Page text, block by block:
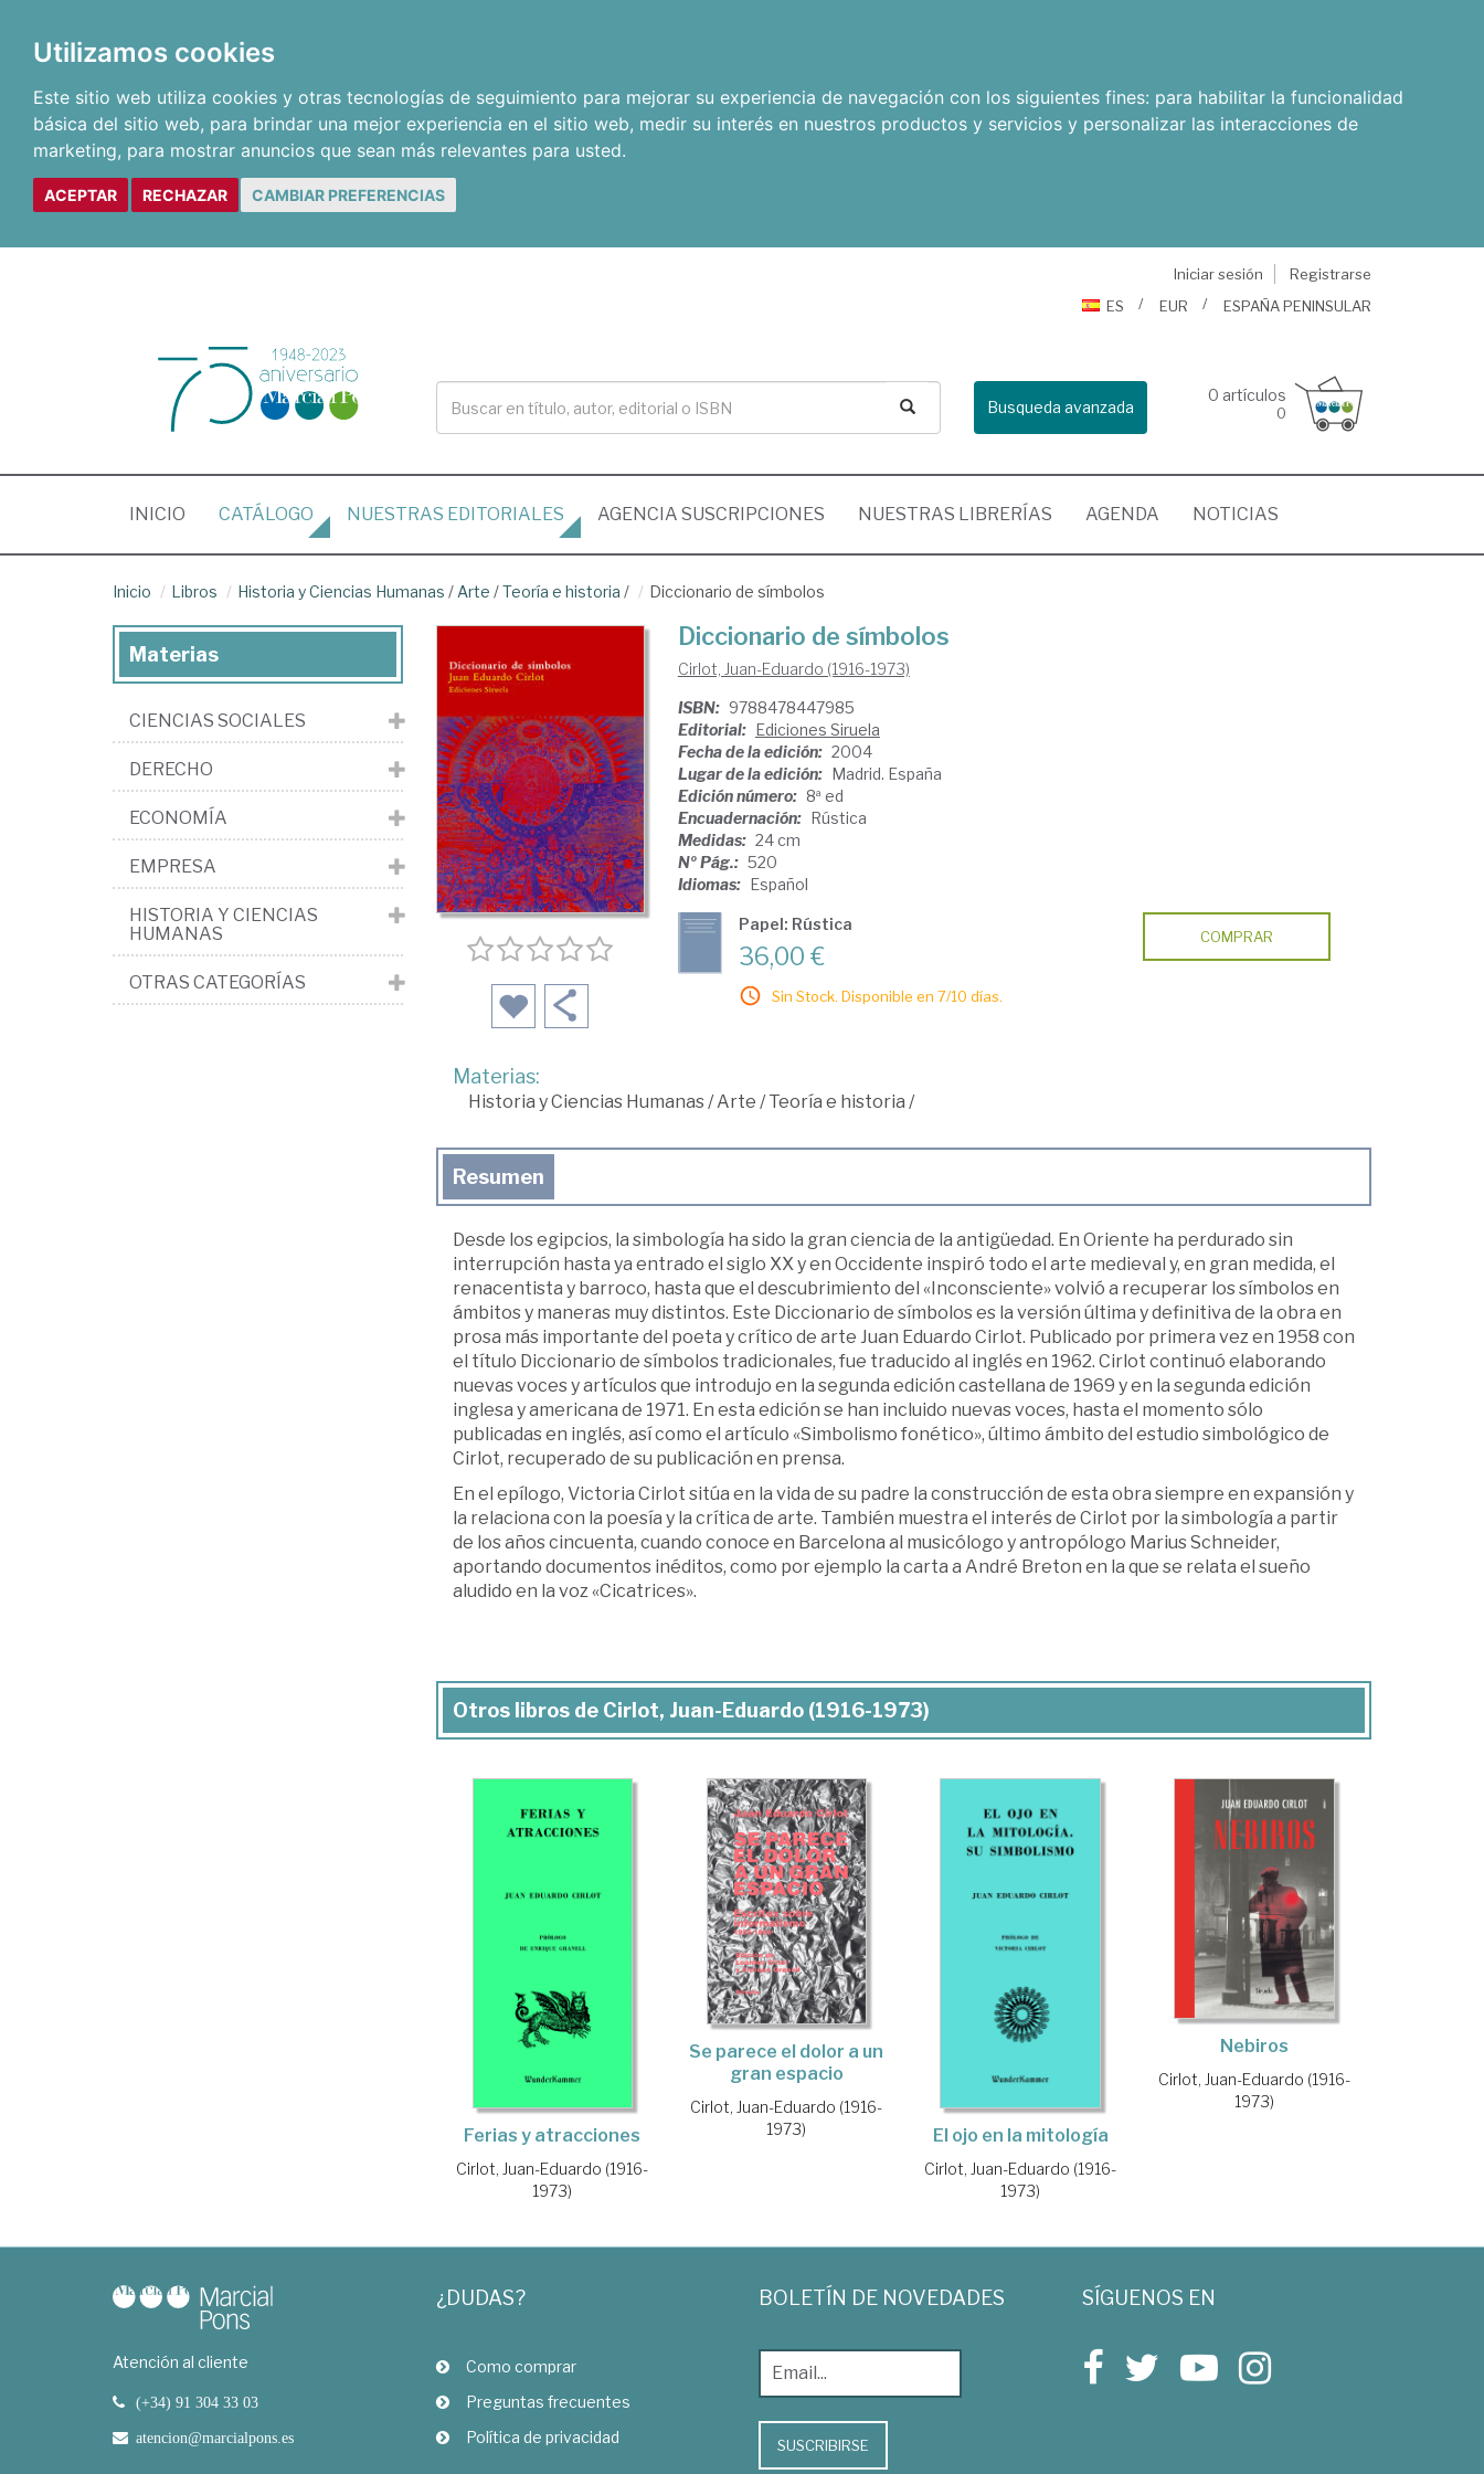
Utilizamos cookies
Este sitio web utiliza cookies y otras tecnologías de seguimiento para mejorar su experiencia de navegación con los siguientes fines: para habilitar la funcionalidad
básica del sitio web, para brindar una mejor experiencia en el sitio web, medir su interés en nuestros productos y servicios y personalizar las interacciones de
marketing, para mostrar anuncios que sean más relevantes para usted.
ACEPTAR RECHAZAR CAMBIAR PREFERENCIAS
Iniciar sesión
Registrarse
ES
EUR ESPAÑA PENINSULAR
Busqueda avanzada
0 artículos
0
INICIO (CURRENT)
CATÁLOGO NUESTRAS EDITORIALES AGENCIA SUSCRIPCIONES NUESTRAS LIBRERÍAS AGENDA NOTICIAS
Inicio Libros Historia y Ciencias Humanas / Arte /Teoría e historia / Diccionario de símbolos
Diccionario de símbolos
Cirlot, Juan-Eduardo (1916-1973)
ISBN: 9788478447985
Editorial: Ediciones Siruela
Fecha de la edición: 2004
Lugar de la edición: Madrid. España
Edición número: 8ª ed
Encuadernación: Rústica
Medidas: 24 cm
Nº Pág.: 520
Idiomas: Español
Papel: Rústica
36,00 €
Sin Stock. Disponible en 7/10 días.
COMPRAR
Materias:
Historia y Ciencias Humanas/Arte /Teoría e historia /
Resumen
Desde los egipcios, la simbología ha sido la gran ciencia de la antigüedad. En Oriente ha perdurado sin
interrupción hasta ya entrado el siglo XX y en Occidente inspiró todo el arte medieval y, en gran medida, el
renacentista y barroco, hasta que el descubrimiento del «Inconsciente» volvió a recuperar los símbolos en
ámbitos y maneras muy distintos. Este Diccionario de símbolos es la versión última y definitiva de la obra en
prosa más importante del poeta y crítico de arte Juan Eduardo Cirlot. Publicado por primera vez en 1958 con
el título Diccionario de símbolos tradicionales, fue traducido al inglés en 1962. Cirlot continuó elaborando
nuevas voces y artículos que introdujo en la segunda edición castellana de 1969 y en la segunda edición
inglesa y americana de 1971. En esta edición se han incluido nuevas voces, hasta el momento sólo
publicadas en inglés, así como el artículo «Simbolismo fonético», último ámbito del estudio simbológico de
Cirlot, recuperado de su publicación en prensa.
En el epílogo, Victoria Cirlot sitúa en la vida de su padre la construcción de esta obra siempre en expansión y
la relaciona con la poesía y la crítica de arte. También muestra el interés de Cirlot por la simbología a partir
de los años cincuenta, cuando conoce en Barcelona al musicólogo y antropólogo Marius Schneider,
aportando documentos inéditos, como por ejemplo la carta a André Breton en la que se relata el sueño
aludido en la voz «Cicatrices».
Otros libros de Cirlot, Juan-Eduardo (1916-1973)
Ferias y atracciones
Cirlot, Juan-Eduardo (1916-
1973)
Se parece el dolor a un
gran espacio
Cirlot, Juan-Eduardo (1916-
1973)
El ojo en la mitología
Cirlot, Juan-Eduardo (1916-
1973)
Nebiros
Cirlot, Juan-Eduardo (1916-
1973)
Materias
CIENCIAS SOCIALES
DERECHO
ECONOMÍA
EMPRESA
HISTORIA Y CIENCIAS
HUMANAS
OTRAS CATEGORÍAS
Atención al cliente
(+34) 91 304 33 03
atencion@marcialpons.es
¿DUDAS?
Como comprar
Preguntas frecuentes
Política de privacidad
BOLETÍN DE NOVEDADES
SUSCRIBIRSE
SÍGUENOS EN